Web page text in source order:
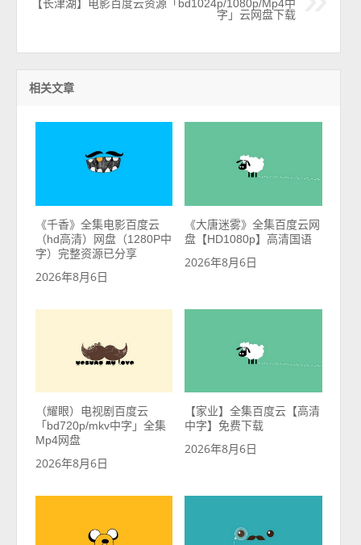
【长津湖】电影百度云资源「bd1024p/1080p/Mp4中
字」云网盘下载
相关文章
《千香》全集电影百度云
（hd高清）网盘（1280P中
字）完整资源已分享
2026年8月6日
《大唐迷雾》全集百度云网
盘【HD1080p】高清国语
2026年8月6日
（耀眼）电视剧百度云
「bd720p/mkv中字」全集
Mp4网盘
2026年8月6日
【家业】全集百度云【高清
中字】免费下载
2026年8月6日